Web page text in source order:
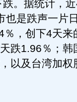
。据统计，
也是跌声一片
，创下4天来
跌1.96％；韩
以及台湾加权